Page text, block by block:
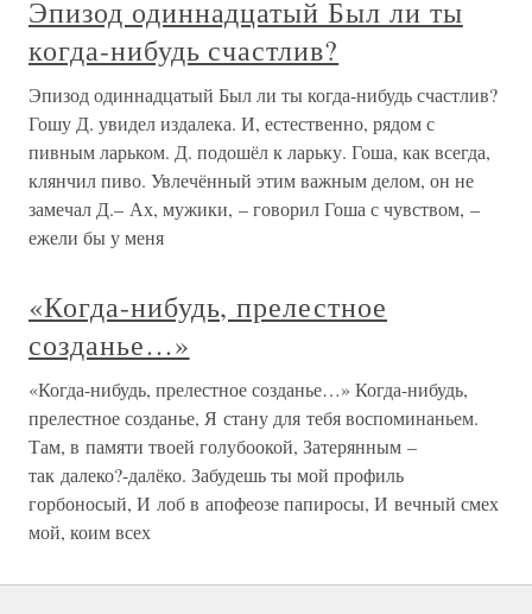
Эпизод одиннадцатый Был ли ты
когда-нибудь счастлив?
Эпизод одиннадцатый Был ли ты когда-нибудь счастлив?
Гошу Д. увидел издалека. И, естественно, рядом с
пивным ларьком. Д. подошёл к ларьку. Гоша, как всегда,
клянчил пиво. Увлечённый этим важным делом, он не
замечал Д.– Ах, мужики, – говорил Гоша с чувством, –
ежели бы у меня
«Когда-нибудь, прелестное
созданье…»
«Когда-нибудь, прелестное созданье…» Когда-нибудь,
прелестное созданье, Я стану для тебя воспоминаньем.
Там, в памяти твоей голубоокой, Затерянным –
так далеко?-далёко. Забудешь ты мой профиль
горбоносый, И лоб в апофеозе папиросы, И вечный смех
мой, коим всех